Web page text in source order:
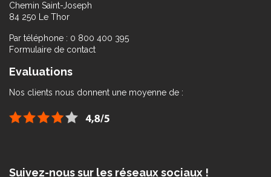
Chemin Saint-Joseph
84 250 Le Thor
Par téléphone : 0 800 400 395
Formulaire de contact
Evaluations
Nos clients nous donnent une moyenne de :
Suivez-nous sur les réseaux sociaux !